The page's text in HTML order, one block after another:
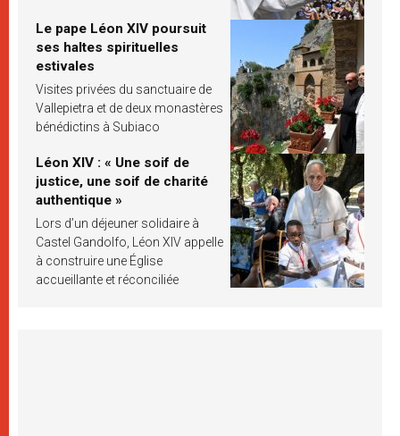
Le pape Léon XIV poursuit
ses haltes spirituelles
estivales
Visites privées du sanctuaire de
Vallepietra et de deux monastères
bénédictins à Subiaco
Léon XIV : « Une soif de
justice, une soif de charité
authentique »
Lors d’un déjeuner solidaire à
Castel Gandolfo, Léon XIV appelle
à construire une Église
accueillante et réconciliée